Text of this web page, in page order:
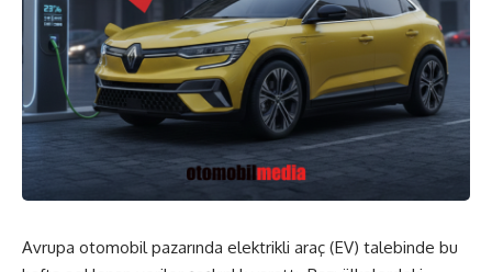
Avrupa otomobil pazarında elektrikli araç (EV) talebinde bu